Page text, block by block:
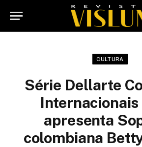
CULTURA
Série Dellarte
apresenta
colombiana